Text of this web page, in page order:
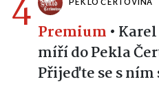
Premium •
míří do Pekla
Přijeďte se s ním